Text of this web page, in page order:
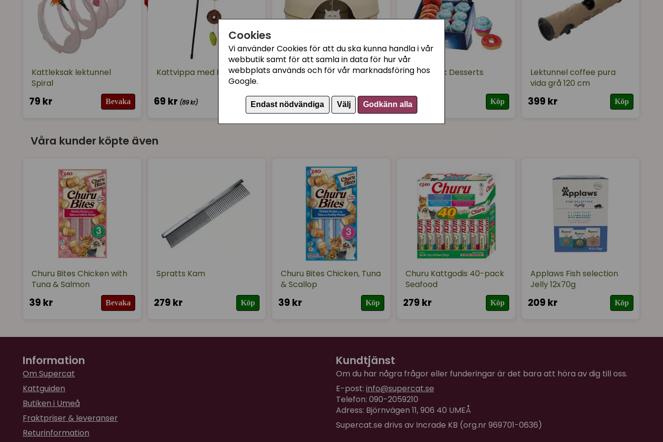
Cookies
Vi använder Cookies för att du ska kunna handla i vår
webbutik samt för att samla in data för hur vår
webbplats används och för vår marknadsföring hos
Google.
Endast nödvändiga Välj Godkänn alla
Färg: Varm grå
Material: Konstpäls och plysch
Kattleksak lektunnel
Spiral
79 kr Bevaka
Kattvippa med Donuts
69 kr (89 kr) Köp
Lekdonut stor Ø 60 cm,
399 kr Bevaka
Kattleksak Desserts
55 kr Köp
Lektunnel coffee pura
vida grå 120 cm
399 kr Köp
Våra kunder köpte även
Churu Bites Chicken with
Tuna & Salmon
39 kr Bevaka
Spratts Kam
279 kr Köp
Churu Bites Chicken, Tuna
& Scallop
39 kr Köp
Churu Kattgodis 40-pack
Seafood
279 kr Köp
Applaws Fish selection
Jelly 12x70g
209 kr Köp
Information
Om Supercat
Kattguiden
Butiken i Umeå
Fraktpriser & leveranser
Returinformation
Kundtjänst
Om du har några frågor eller funderingar är det bara att höra av dig till oss.
E-post: info@supercat.se
Telefon: 090-2059210
Adress: Björnvägen 11, 906 40 UMEÅ
Supercat.se drivs av Incrade KB (org.nr 969701-0636)